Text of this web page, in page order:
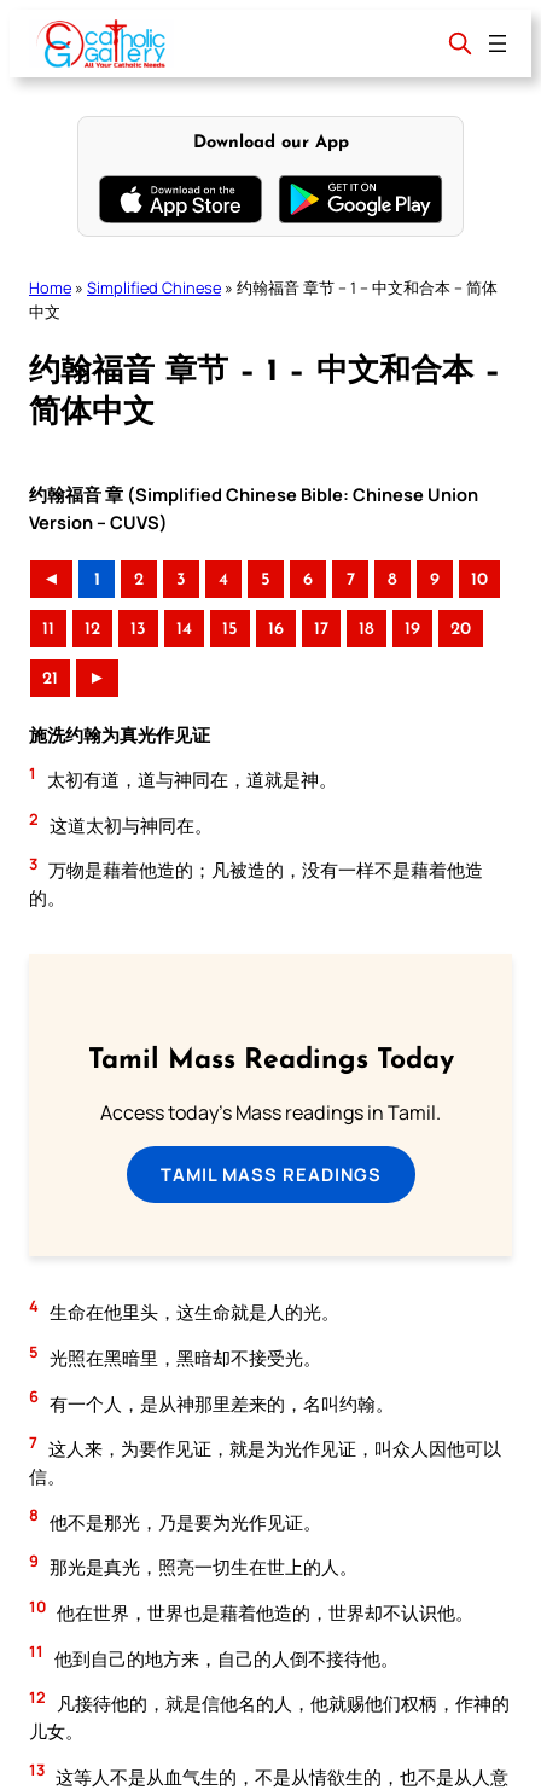
content
Download our App
Home » Simplified Chinese » 约翰福音 章节 – 1 – 中文和合本 – 简体
中文
约翰福音 章节 – 1 – 中文和合本 –
简体中文
约翰福音 章 (Simplified Chinese Bible: Chinese Union
Version – CUVS)
◄ 1 2 3 4 5 6 7 8 9 10
11 12 13 14 15 16 17 18 19 20
21 ►
施洗约翰为真光作见证
1 太初有道，道与神同在，道就是神。
2 这道太初与神同在。
3 万物是藉着他造的；凡被造的，没有一样不是藉着他造
的。
Tamil Mass Readings Today
Access today's Mass readings in Tamil.
TAMIL MASS READINGS
4 生命在他里头，这生命就是人的光。
5 光照在黑暗里，黑暗却不接受光。
6 有一个人，是从神那里差来的，名叫约翰。
7 这人来，为要作见证，就是为光作见证，叫众人因他可以
信。
8 他不是那光，乃是要为光作见证。
9 那光是真光，照亮一切生在世上的人。
10 他在世界，世界也是藉着他造的，世界却不认识他。
11 他到自己的地方来，自己的人倒不接待他。
12
凡接待他的，就是信他名的人，他就赐他们权柄，作神的
儿女。
13 这等人不是从血气生的，不是从情欲生的，也不是从人意